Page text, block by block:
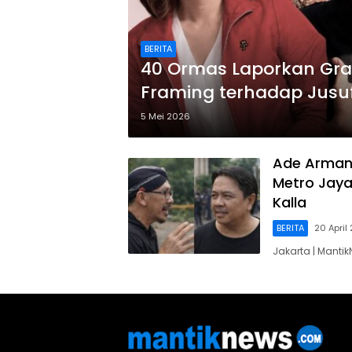
BERITA
40 Ormas Laporkan
Framing terhadap
5 Mei 2026
Ade
Metro
Kalla
BERITA 20 April
Jakarta |